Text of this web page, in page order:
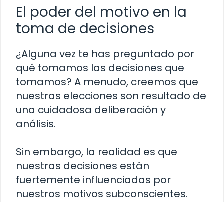
El poder del motivo en la
toma de decisiones
¿Alguna vez te has preguntado por
qué tomamos las decisiones que
tomamos? A menudo, creemos que
nuestras elecciones son resultado de
una cuidadosa deliberación y
análisis.
Sin embargo, la realidad es que
nuestras decisiones están
fuertemente influenciadas por
nuestros motivos subconscientes.